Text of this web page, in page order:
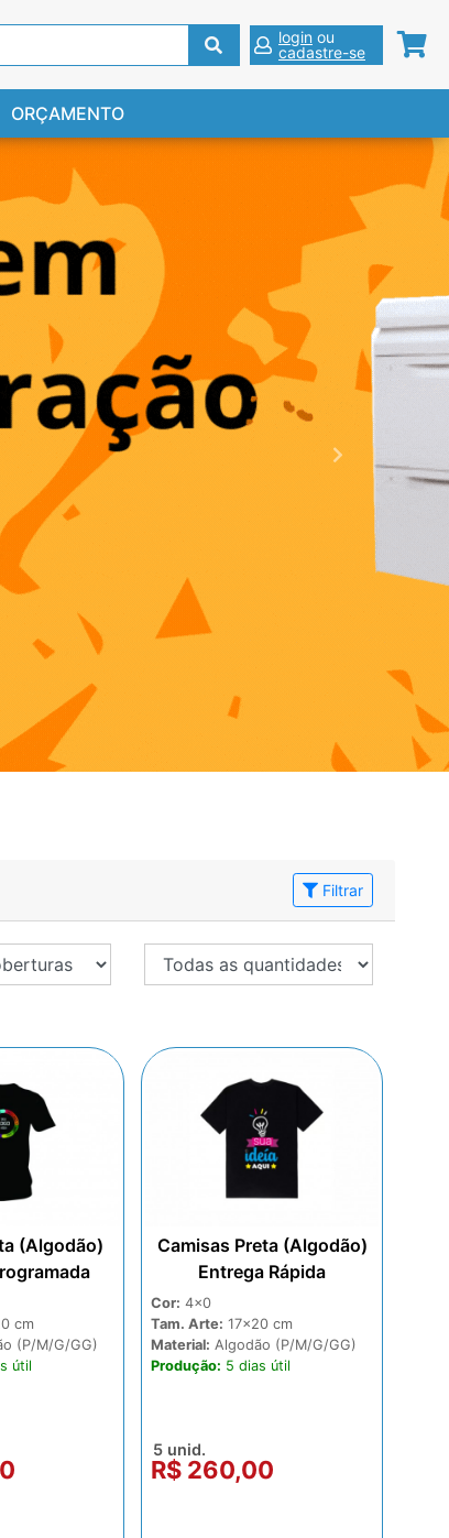
login ou
cadastre-se
ORÇAMENTO
Filtrar
(Algodão)
(P/M/G/GG)
Camisas Preta (Algodão)
Entrega Rápida
Cor: 4x0
Tam. Arte: 17x20
Material: Algodão (P/M/G/GG)
Produção: 5 dias
R$ 260,00
5 unid.